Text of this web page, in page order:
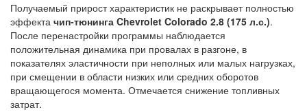
Получаемый прирост характеристик не раскрывает полностью
эффекта чип-тюнинга Chevrolet Colorado 2.8 (175 л.с.).
После перенастройки программы наблюдается
положительная динамика при провалах в разгоне, в
показателях эластичности при неполных или малых нагрузках,
при смещении в области низких или средних оборотов
вращающегося момента. Отмечается снижение топливных
затрат.